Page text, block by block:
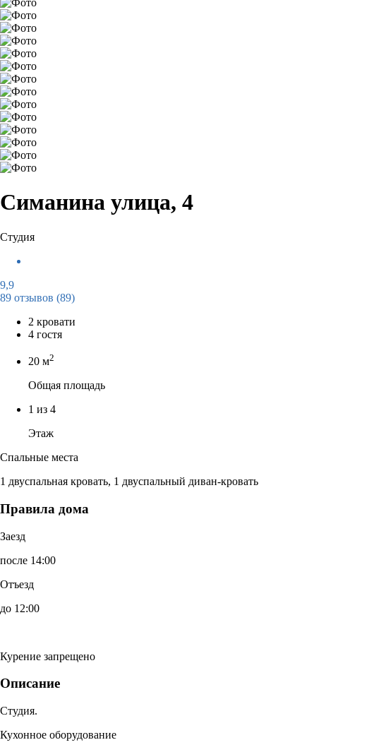
Симанина улица, 4
Студия
9,9
89 отзывов (89)
2 кровати
4 гостя
20 м2
Общая площадь
1 из 4
Этаж
Спальные места
1 двуспальная кровать, 1 двуспальный диван-кровать
Правила дома
Заезд
после 14:00
Отъезд
до 12:00
Курение запрещено
Описание
Студия.
Кухонное оборудование